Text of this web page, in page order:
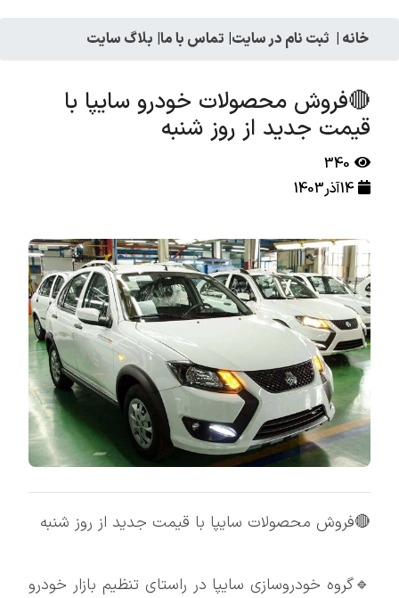
خانه | ثبت نام در سایت| تماس با ما| بلاگ سایت
🔴فروش محصولات خودرو سایپا با
قیمت جدید از روز شنبه
340
14آذر1403
🔴فروش محصولات سایپا با قیمت جدید از روز شنبه
🔹گروه خودروسازی سایپا در راستای تنظیم بازار خودرو